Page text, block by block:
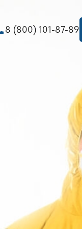
8 (800) 101-87-89